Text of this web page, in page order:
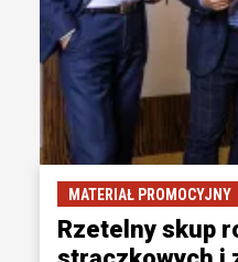
MATERIAŁ PROMOCYJNY
Rzetelny skup